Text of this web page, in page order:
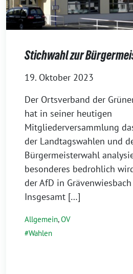
Stichwahl zur
19. Oktober 2023
Der Ortsverband der
hat in seiner heutigen
Mitgliederversammlung
der Landtagswahlen und
Bürgermeisterwahl
besonderes bedrohlich
der AfD in
Insgesamt […]
Allgemein,OV
Wahlen